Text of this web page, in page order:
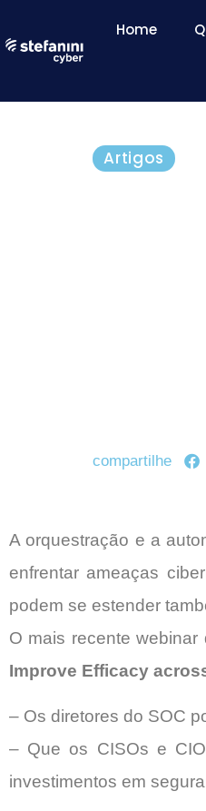
Home
Artigos
compartilhe
A orquestração e a
enfrentar ameaças
podem se estender
O mais recente
Improve Efficacy
– Os diretores do SOC
– Que os CISOs e
investimentos em